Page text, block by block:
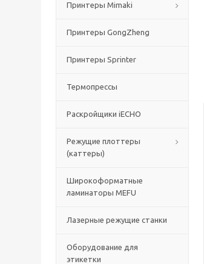
Принтеры Mimaki
Принтеры GongZheng
Принтеры Sprinter
Термопрессы
Раскройщики iECHO
Режущие плоттеры
(каттеры)
Широкоформатные
ламинаторы MEFU
Лазерные режущие станки
Оборудование для
этикетки